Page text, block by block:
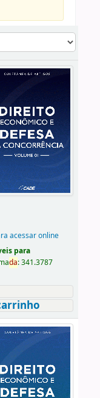
acessar online
para
da:341.3787